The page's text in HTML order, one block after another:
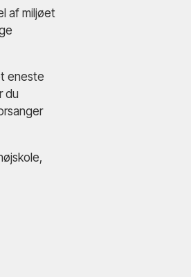
af miljøet
eneste
du